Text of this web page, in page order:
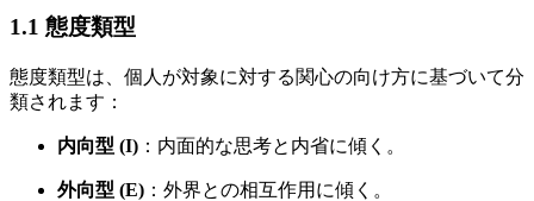
1.1 態度類型
態度類型は、個人が対象に対する関心の向け方に基づいて分
類されます：
内向型 (I) ：内面的な思考と内省に傾く。
外向型 (E) ：外界との相互作用に傾く。